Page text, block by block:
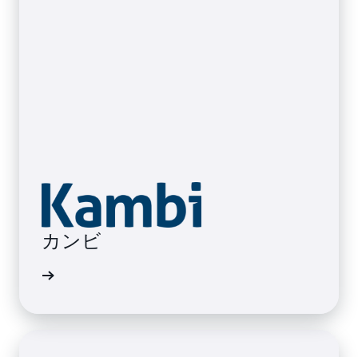
カンビ